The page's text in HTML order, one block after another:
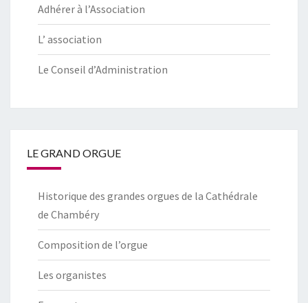
Adhérer à l’Association
L’ association
Le Conseil d’Administration
LE GRAND ORGUE
Historique des grandes orgues de la Cathédrale
de Chambéry
Composition de l’orgue
Les organistes